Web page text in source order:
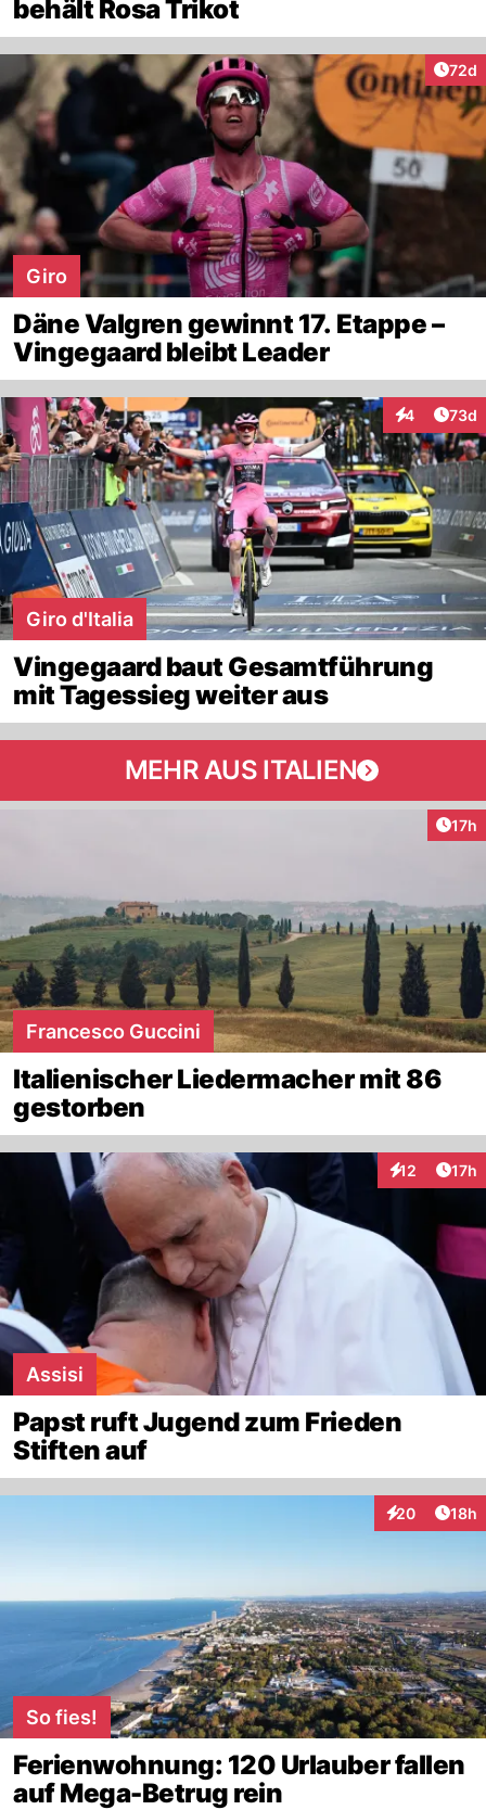
behält Rosa Trikot
72d
Giro
Däne Valgren gewinnt 17. Etappe –
Vingegaard bleibt Leader
4
Interaktionen
73d
Giro d'Italia
Vingegaard baut Gesamtführung
mit Tagessieg weiter aus
MEHR AUS ITALIEN
17h
Francesco Guccini
Italienischer Liedermacher mit 86
gestorben
12
Interaktionen
17h
Assisi
Papst ruft Jugend zum Frieden
Stiften auf
20
Interaktionen
18h
So fies!
Ferienwohnung: 120 Urlauber fallen
auf Mega-Betrug rein